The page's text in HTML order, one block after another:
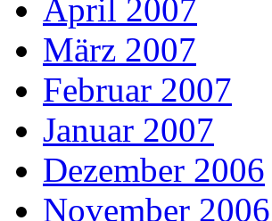
April 2007
März 2007
Februar 2007
Januar 2007
Dezember 2006
November 2006